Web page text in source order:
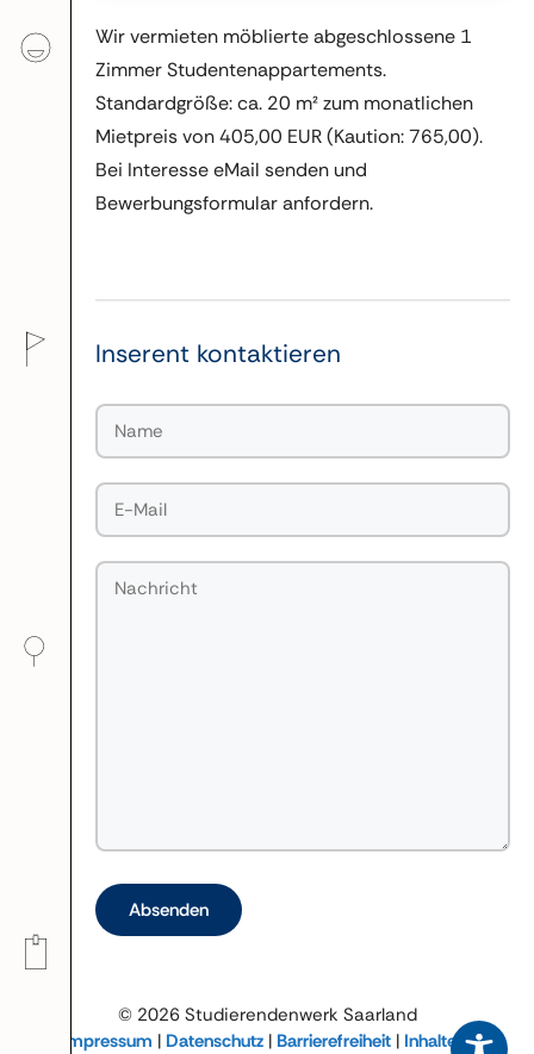
Wir vermieten möblierte abgeschlossene 1
Zimmer Studentenappartements.
Standardgröße: ca. 20 m² zum monatlichen
Mietpreis von 405,00 EUR (Kaution: 765,00).
Bei Interesse eMail senden und
Bewerbungsformular anfordern.
Inserent kontaktieren
© 2026 Studierendenwerk Saarland
Impressum | Datenschutz| Barrierefreiheit| Inhalte in